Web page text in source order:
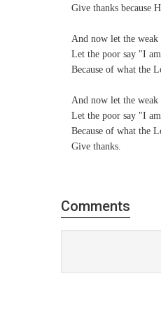
Give thanks because
And now let the
Let the poor say "I
Because of what the
And now let the
Let the poor say "I
Because of what the
Give thanks.
Comments